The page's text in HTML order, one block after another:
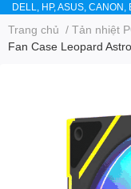
DELL, HP, ASUS,
Trang chủ / Tản nhiệt
Fan Case Leopard